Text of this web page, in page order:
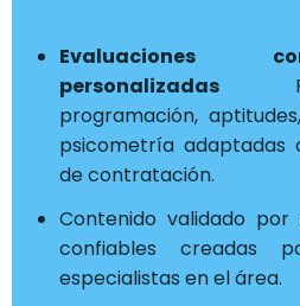
Evaluaciones
personalizadas
programación,
psicometría adaptadas
de contratación.
Contenido validado por
confiables creadas
especialistas en el área.